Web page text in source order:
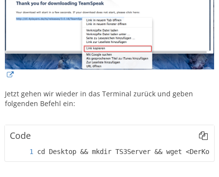
Jetzt gehen wir wieder in das Terminal zurück und geben
folgenden Befehl ein:
Code
cd Desktop && mkdir TS3Server && wget